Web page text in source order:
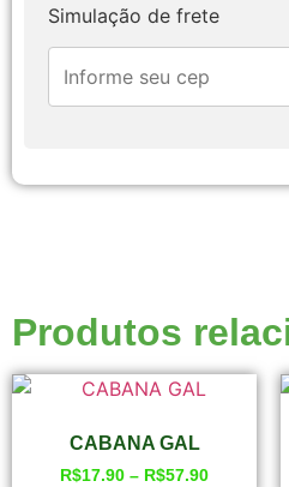
Simulação de frete
Produtos
CABANA GAL
R$17.90 – R$57.90